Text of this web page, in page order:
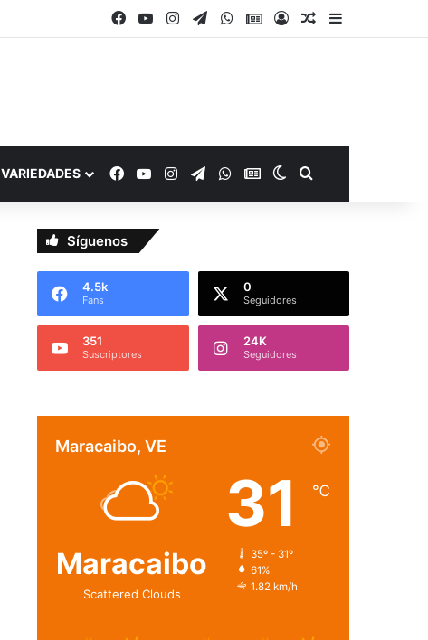
Facebook
YouTubeInstagram
TelegramWhatsApp
Google Noticias
AccesoPublicación al
Barra lateral
VARIEDADES Facebook
YouTubeInstagram
Telegram
WhatsApp
Google Noticias
Switch skin
Síguenos
4.5k
Fans
0
Seguidores
351
Suscriptores
24K
Seguidores
Maracaibo, VE
Maracaibo
Scattered Clouds
31 ℃
35º - 31º
61%
1.82 km/h